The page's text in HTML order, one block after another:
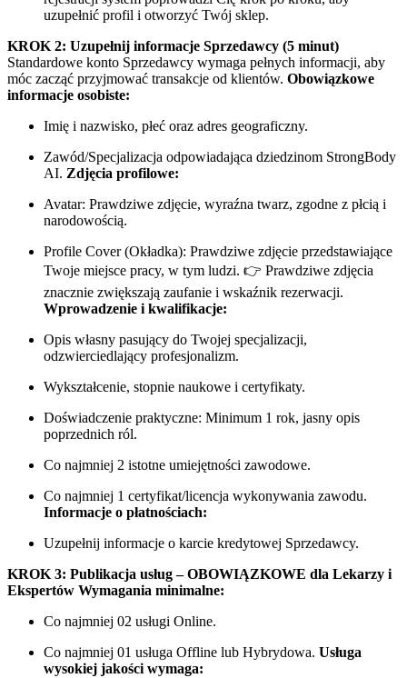
uzupełnić profil i otworzyć Twój sklep.
KROK 2: Uzupełnij informacje Sprzedawcy (5 minut)
Standardowe konto Sprzedawcy wymaga pełnych informacji, aby
móc zacząć przyjmować transakcje od klientów. Obowiązkowe
informacje osobiste:
Imię i nazwisko, płeć oraz adres geograficzny.
Zawód/Specjalizacja odpowiadająca dziedzinom StrongBody
AI. Zdjęcia profilowe:
Avatar: Prawdziwe zdjęcie, wyraźna twarz, zgodne z płcią i
narodowością.
Profile Cover (Okładka): Prawdziwe zdjęcie przedstawiające
Twoje miejsce pracy, w tym ludzi. 👉 Prawdziwe zdjęcia
znacznie zwiększają zaufanie i wskaźnik rezerwacji.
Wprowadzenie i kwalifikacje:
Opis własny pasujący do Twojej specjalizacji,
odzwierciedlający profesjonalizm.
Wykształcenie, stopnie naukowe i certyfikaty.
Doświadczenie praktyczne: Minimum 1 rok, jasny opis
poprzednich ról.
Co najmniej 2 istotne umiejętności zawodowe.
Co najmniej 1 certyfikat/licencja wykonywania zawodu.
Informacje o płatnościach:
Uzupełnij informacje o karcie kredytowej Sprzedawcy.
KROK 3: Publikacja usług – OBOWIĄZKOWE dla Lekarzy i
Ekspertów Wymagania minimalne:
Co najmniej 02 usługi Online.
Co najmniej 01 usługa Offline lub Hybrydowa. Usługa
wysokiej jakości wymaga: